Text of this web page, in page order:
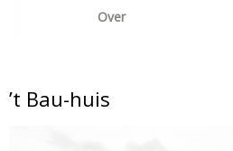
Over
’t Bau-huis